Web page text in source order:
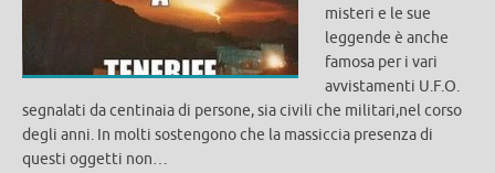
misteri e le sue
leggende è anche
famosa per i vari
avvistamenti U.F.O.
segnalati da centinaia di persone, sia civili che militari,nel corso
degli anni. In molti sostengono che la massiccia presenza di
questi oggetti non…